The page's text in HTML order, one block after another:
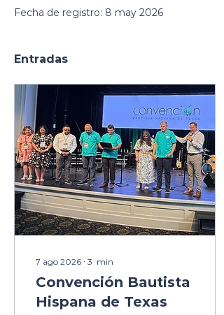
Fecha de registro: 8 may 2026
Entradas
7 ago 2026 ∙ 3 min
Convención Bautista
Hispana de Texas